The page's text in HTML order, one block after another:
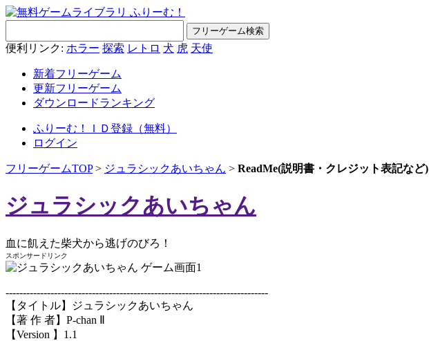
便利リンク: ホラー 探索 レトロ 犬 虎 天使
新着フリーゲーム
更新フリーゲーム
ダウンロードランキング
ふりーむ！ＩＤ登録（無料）
ログイン
フリーゲームTOP> ジュラシックあいちゃん > ReadMe(説明書・クレジット表記など)
ジュラシックあいちゃん
血に飢えた柴犬から逃げのびろ！
スポンサードリンク
----------------------------------------------------------------------------
【タイトル】ジュラシックあいちゃん
【著 作 者】P-chan Ⅱ
【Version 】1.1